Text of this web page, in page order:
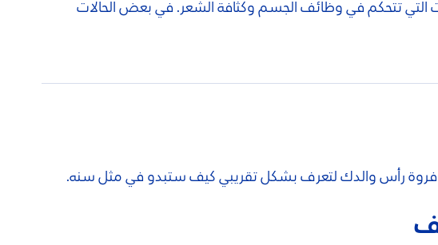
التي تتحكم في وظائف الجسم وكثافة الشعر. في بعض الحالات
إلى فروة رأس والدك لتعرف بشكل تقريبي كيف ستبدو في مثل سنه.